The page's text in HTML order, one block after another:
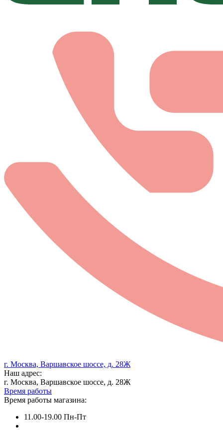
г. Москва, Варшавское шоссе, д. 28Ж
Наш адрес:
г. Москва, Варшавское шоссе, д. 28Ж
Время работы
Время работы магазина:
11.00-19.00 Пн-Пт